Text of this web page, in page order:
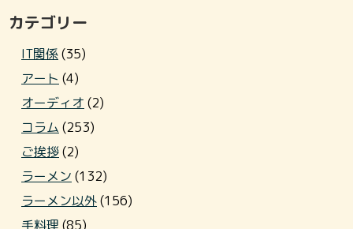
カテゴリー
IT関係(35)
アート (4)
オーディオ (2)
コラム (253)
ご挨拶(2)
ラーメン (132)
ラーメン以外(156)
手料理 (85)